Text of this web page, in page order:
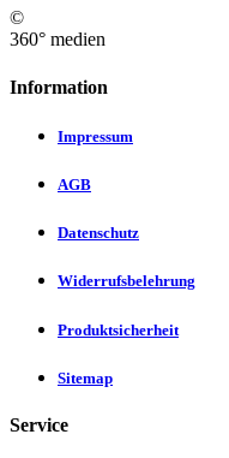
©
360° medien
Information
Impressum
AGB
Datenschutz
Widerrufsbelehrung
Produktsicherheit
Sitemap
Service